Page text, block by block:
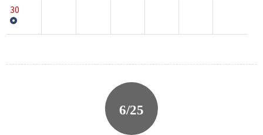
30
6/25